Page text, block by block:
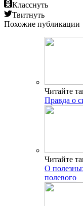
Класснуть
Твитнуть
Похожие публикации
Читайте
Правда о
Читайте
О
полевого